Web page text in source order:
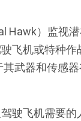
Hawk）监视
飞机或特种作
武器和传感
驶飞机需要